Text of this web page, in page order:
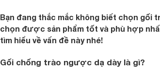
Bạn đang thắc mắc không biết chọn gối
chọn được sản phẩm tốt và phù hợp
tìm hiểu về vấn đề này nhé!
Gối chống trào ngược dạ dày là gì?